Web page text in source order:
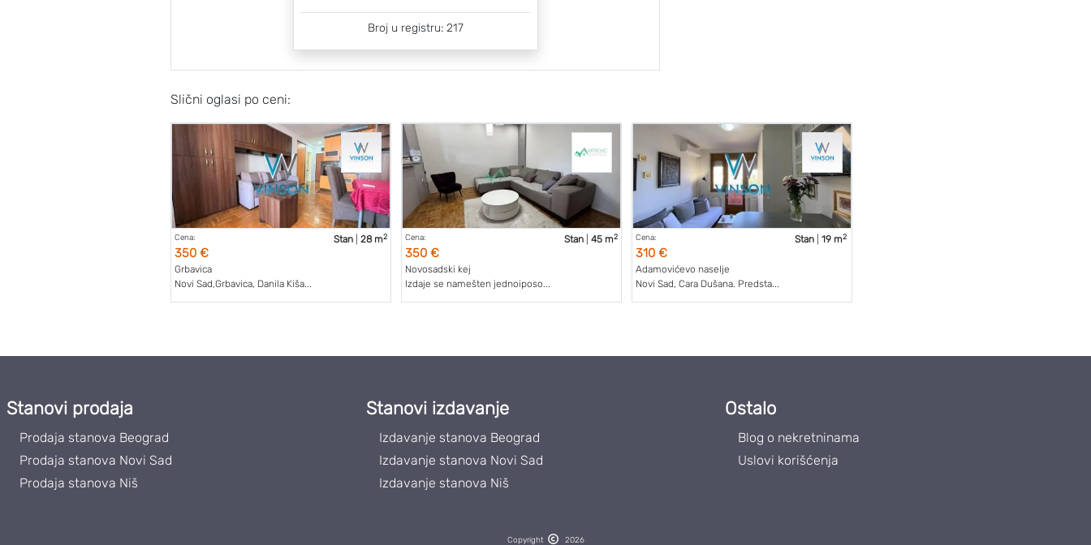
Broj u registru: 217
Slični oglasi po ceni:
Cena:
350 €
Stan| 28 m2
Grbavica
Novi Sad,Grbavica, Danila Kiša...
Cena:
350 €
Stan| 45 m2
Novosadski kej
Izdaje se namešten jednoiposo...
Cena:
310 €
Stan |19 m2
Adamovićevo naselje
Novi Sad, Cara Dušana. Predsta...
Stanovi prodaja
Prodaja stanova Beograd
Prodaja stanova Novi Sad
Prodaja stanova Niš
Stanovi izdavanje
Izdavanje stanova Beograd
Izdavanje stanova Novi Sad
Izdavanje stanova Niš
Ostalo
Blog o nekretninama
Uslovi korišćenja
Copyright 2026